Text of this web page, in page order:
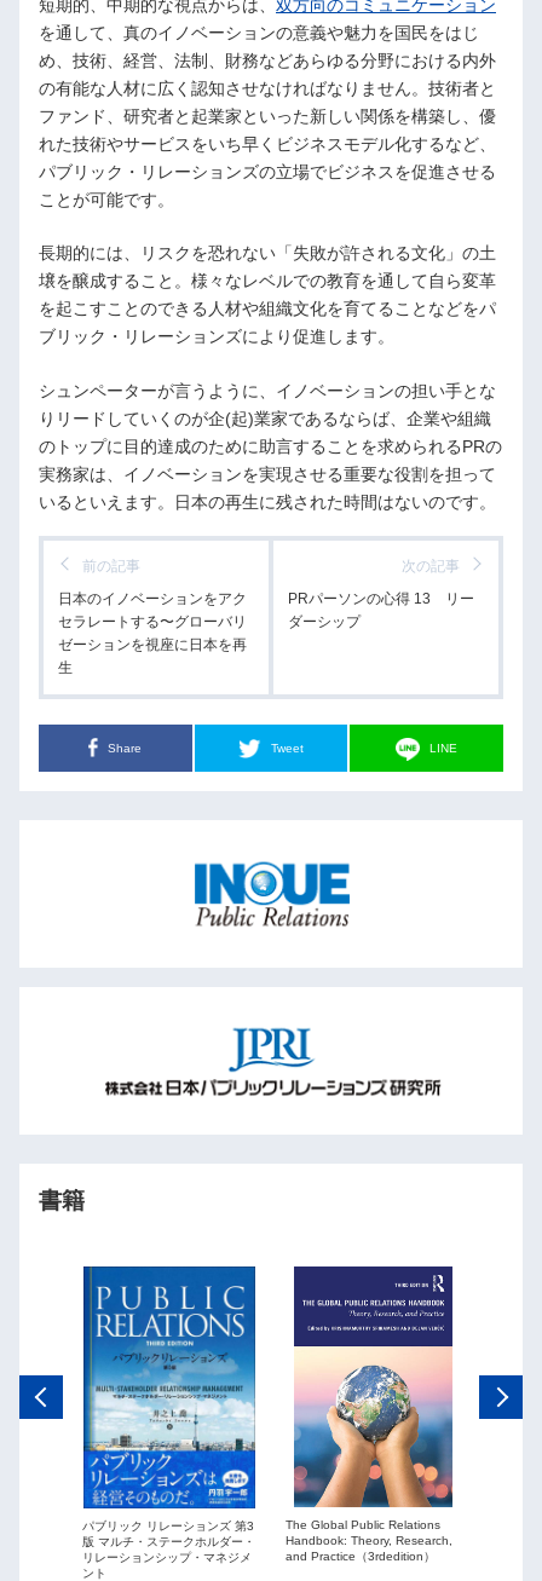
短期的、中期的な視点からは、 双方向のコミュニケーション
を通して、真のイノベーションの意義や魅力を国民をはじ
め、技術、経営、法制、財務などあらゆる分野における内外
の有能な人材に広く認知させなければなりません。技術者と
ファンド、研究者と起業家といった新しい関係を構築し、優
れた技術やサービスをいち早くビジネスモデル化するなど、
パブリック・リレーションズの立場でビジネスを促進させる
ことが可能です。
長期的には、リスクを恐れない「失敗が許される文化」の土
壌を醸成すること。様々なレベルでの教育を通して自ら変革
を起こすことのできる人材や組織文化を育てることなどをパ
ブリック・リレーションズにより促進します。
シュンペーターが言うように、イノベーションの担い手とな
りリードしていくのが企(起)業家であるならば、企業や組織
のトップに目的達成のために助言することを求められるPRの
実務家は、イノベーションを実現させる重要な役割を担って
いるといえます。日本の再生に残された時間はないのです。
前の記事
日本のイノベーションをアク
セラレートする〜グローバリ
ゼーションを視座に日本を再
生
次の記事
PRパーソンの心得 13 リー
ダーシップ
Share Tweet LINE
書籍
パブリック リレーションズ 第3
版 マルチ・ステークホルダー・
リレーションシップ・マネジメ
ント
The Global Public Relations
Handbook: Theory, Research,
and Practice（3rdedition）